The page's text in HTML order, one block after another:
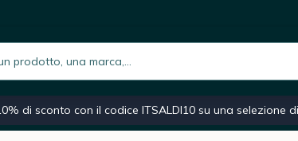
Macchina caffè espresso Caffè macinato
di sconto con il codice ITSALDI10 su una selezione